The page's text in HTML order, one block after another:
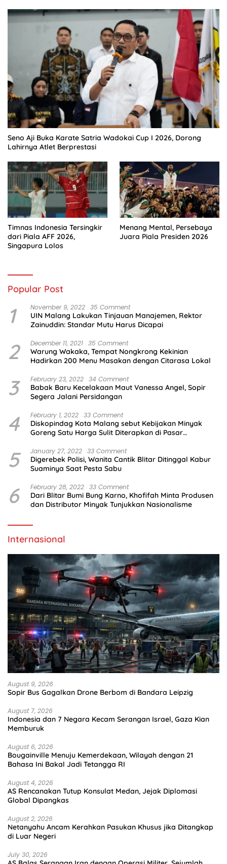
Seno Aji Buka Karate Satria Wadokai Cup I 2026, Dorong
Lahirnya Atlet Berprestasi
Timnas Indonesia Tersingkir
dari Piala AFF 2026,
Singapura Lolos
Menang Mental, Persebaya
Juara Piala Presiden 2026
Popular Post
1 November 9, 2022 35 Comment
UIN Malang Lakukan Tinjauan Manajemen, Rektor
Zainuddin: Standar Mutu Harus Dicapai
2 December 11, 2021 35 Comment
Warung Wakaka, Tempat Nongkrong Kekinian
Hadirkan 200 Menu Masakan dengan Citarasa Lokal
3 February 23, 2022 34 Comment
Babak Baru Kecelakaan Maut Vanessa Angel, Sopir
Segera Jalani Persidangan
4 February 1, 2022 33 Comment
Diskopindag Kota Malang sebut Kebijakan Minyak
Goreng Satu Harga Sulit Diterapkan di Pasar
5 January 27, 2022 33 Comment
Digerebek Polisi, Wanita Cantik Blitar Ditinggal Kabur
Suaminya Saat Pesta Sabu
6 February 28, 2022 33 Comment
Dari Blitar Bumi Bung Karno, Khofifah Minta Produsen
dan Distributor Minyak Tunjukkan Nasionalisme
Internasional
August 9, 2026
Sopir Bus Gagalkan Drone Berbom di Bandara Leipzig
August 7, 2026
Indonesia dan 7 Negara Kecam Serangan Israel, Gaza Kian
Memburuk
August 6, 2026
Bougainville Menuju Kemerdekaan, Wilayah dengan 21
Bahasa Ini Bakal Jadi Tetangga RI
August 4, 2026
AS Rencanakan Tutup Konsulat Medan, Jejak Diplomasi
Global Dipangkas
August 2, 2026
Netanyahu Ancam Kerahkan Pasukan Khusus jika Ditangkap
di Luar Negeri
July 30, 2026